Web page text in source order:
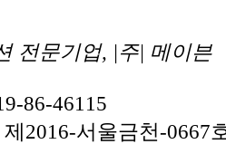
전문기업, |주| 메이븐
86-46115
2016-서울금천-0667